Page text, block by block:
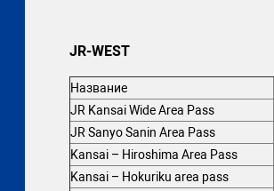
JR-WEST
Название
JR Kansai Wide Area Pass
JR Sanyo Sanin Area Pass
Kansai – Hiroshima Area Pass
Kansai – Hokuriku area pass